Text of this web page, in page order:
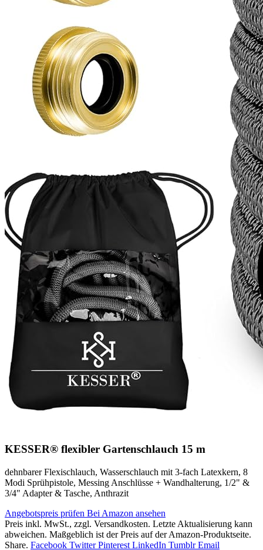
KESSER® flexibler Gartenschlauch 15 m
dehnbarer Flexischlauch, Wasserschlauch mit 3-fach Latexkern, 8
Modi Sprühpistole, Messing Anschlüsse + Wandhalterung, 1/2" &
3/4" Adapter & Tasche, Anthrazit
Angebotspreis prüfen Bei Amazon ansehen
Preis inkl. MwSt., zzgl. Versandkosten. Letzte Aktualisierung kann
abweichen. Maßgeblich ist der Preis auf der Amazon-Produktseite.
Share. Facebook Twitter Pinterest LinkedIn Tumblr Email